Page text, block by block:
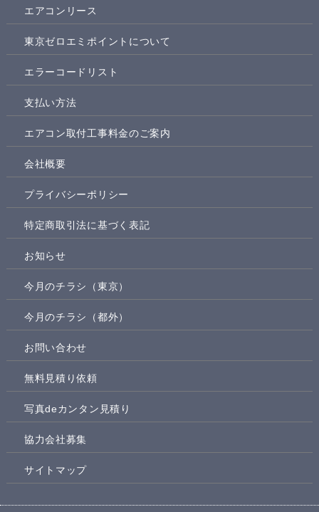
エアコンリース
東京ゼロエミポイントについて
エラーコードリスト
支払い方法
エアコン取付工事料金のご案内
会社概要
プライバシーポリシー
特定商取引法に基づく表記
お知らせ
今月のチラシ（東京）
今月のチラシ（都外）
お問い合わせ
無料見積り依頼
写真deカンタン見積り
協力会社募集
サイトマップ